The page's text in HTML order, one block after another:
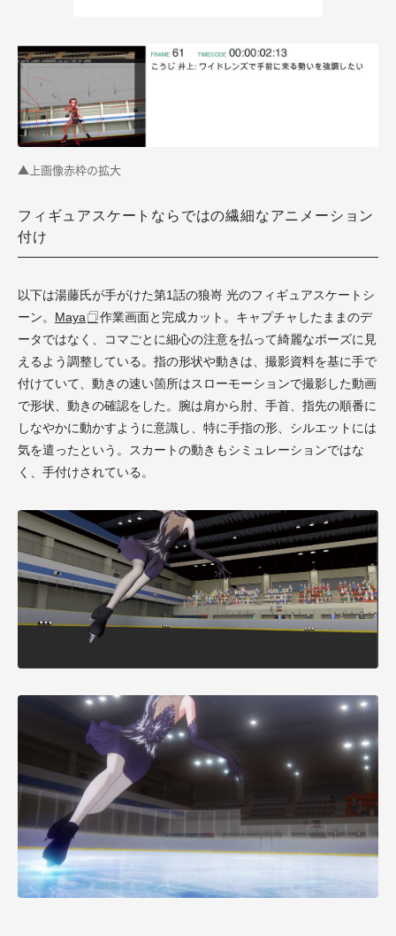
▲上画像赤枠の拡大
フィギュアスケートならではの繊細なアニメーション
付け
以下は湯藤氏が手がけた第1話の狼嵜 光のフィギュアスケートシ
ーン。 Maya
作業画面と完成カット。キャプチャしたままのデ
ータではなく、コマごとに細心の注意を払って綺麗なポーズに見
えるよう調整している。指の形状や動きは、撮影資料を基に手で
付けていて、動きの速い箇所はスローモーションで撮影した動画
で形状、動きの確認をした。腕は肩から肘、手首、指先の順番に
しなやかに動かすように意識し、特に手指の形、シルエットには
気を遣ったという。スカートの動きもシミュレーションではな
く、手付けされている。